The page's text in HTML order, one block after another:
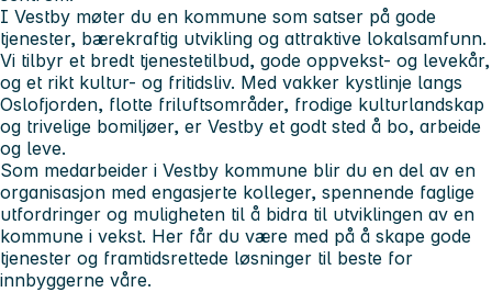
I Vestby møter du en kommune som satser på gode
tjenester, bærekraftig utvikling og attraktive lokalsamfunn.
Vi tilbyr et bredt tjenestetilbud, gode oppvekst- og levekår,
og et rikt kultur- og fritidsliv. Med vakker kystlinje langs
Oslofjorden, flotte friluftsområder, frodige kulturlandskap
og trivelige bomiljøer, er Vestby et godt sted å bo, arbeide
og leve.
Som medarbeider i Vestby kommune blir du en del av en
organisasjon med engasjerte kolleger, spennende faglige
utfordringer og muligheten til å bidra til utviklingen av en
kommune i vekst. Her får du være med på å skape gode
tjenester og framtidsrettede løsninger til beste for
innbyggerne våre.